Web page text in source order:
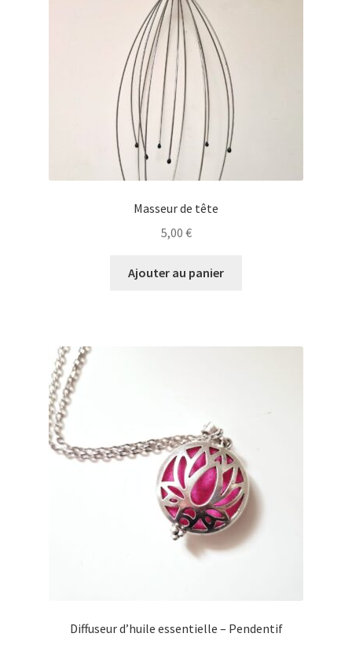
Masseur de tête
5,00 €
Ajouter au panier
Diffuseur d’huile essentielle – Pendentif